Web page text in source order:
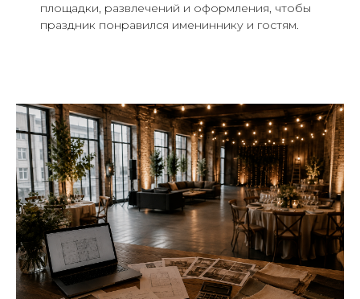
площадки, развлечений и оформления, чтобы
праздник понравился имениннику и гостям.